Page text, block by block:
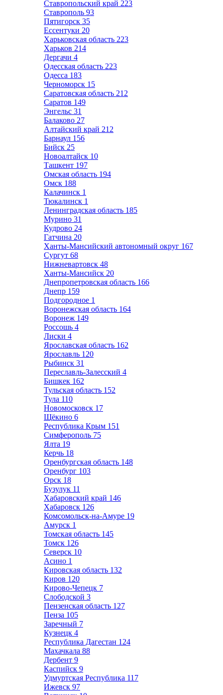
Ставропольский край 223
Ставрополь 93
Пятигорск 35
Ессентуки 20
Харьковская область 223
Харьков 214
Дергачи 4
Одесская область 223
Одесса 183
Черноморск 15
Саратовская область 212
Саратов 149
Энгельс 31
Балаково 27
Алтайский край 212
Барнаул 156
Бийск 25
Новоалтайск 10
Ташкент 197
Омская область 194
Омск 188
Калачинск 1
Тюкалинск 1
Ленинградская область 185
Мурино 31
Кудрово 24
Гатчина 20
Ханты-Мансийский автономный округ 167
Сургут 68
Нижневартовск 48
Ханты-Мансийск 20
Днепропетровская область 166
Днепр 159
Подгородное 1
Воронежская область 164
Воронеж 149
Россошь 4
Лиски 4
Ярославская область 162
Ярославль 120
Рыбинск 31
Переславль-Залесский 4
Бишкек 162
Тульская область 152
Тула 110
Новомосковск 17
Щёкино 6
Республика Крым 151
Симферополь 75
Ялта 19
Керчь 18
Оренбургская область 148
Оренбург 103
Орск 18
Бузулук 11
Хабаровский край 146
Хабаровск 126
Комсомольск-на-Амуре 19
Амурск 1
Томская область 145
Томск 126
Северск 10
Асино 1
Кировская область 132
Киров 120
Кирово-Чепецк 7
Слободской 3
Пензенская область 127
Пенза 105
Заречный 7
Кузнецк 4
Республика Дагестан 124
Махачкала 88
Дербент 9
Каспийск 9
Удмуртская Республика 117
Ижевск 97